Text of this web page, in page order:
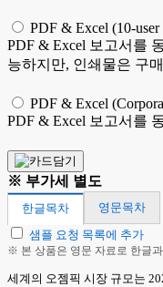
PDF & Excel (10-user
PDF & Excel 보고서를
능하지만, 인쇄물은 구
PDF & Excel
PDF & Excel 보고서를
※ 부가세 별도
한글목차
영문목차
샘플 요청 목록에 추가
※ 본 상품은 영문 자료로 한글
세계의 오젬픽 시장 규모는